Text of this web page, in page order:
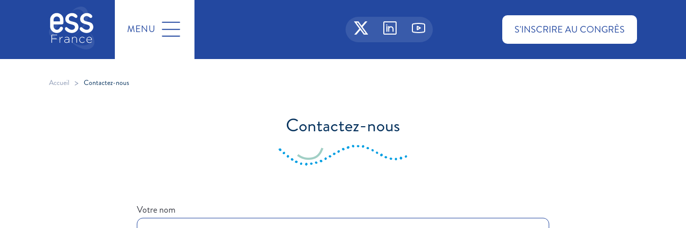
MENU S'INSCRIRE AU CONGRÈS
Accueil > Contactez-nous
Contactez-nous
Votre nom